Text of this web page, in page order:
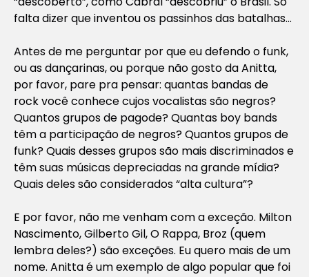
falta dizer que inventou os passinhos das batalhas…
Antes de me perguntar por que eu defendo o funk,
ou as dançarinas, ou porque não gosto da Anitta,
por favor, pare pra pensar: quantas bandas de
rock você conhece cujos vocalistas são negros?
Quantos grupos de pagode? Quantas boy bands
têm a participação de negros? Quantos grupos de
funk? Quais desses grupos são mais discriminados e
têm suas músicas depreciadas na grande mídia?
Quais deles são considerados “alta cultura”?
E por favor, não me venham com a exceção. Milton
Nascimento, Gilberto Gil, O Rappa, Broz (quem
lembra deles?) são exceções. Eu quero mais de um
nome. Anitta é um exemplo de algo popular que foi